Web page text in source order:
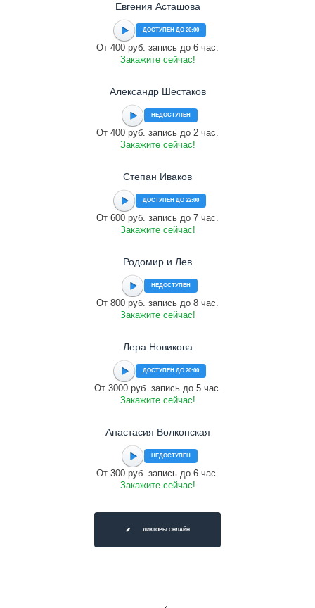
Евгения Асташова
ДОСТУПЕН ДО 20:00
От 400 руб. запись до 6 час.
Закажите сейчас!
Александр Шестаков
НЕДОСТУПЕН
От 400 руб. запись до 2 час.
Закажите сейчас!
Степан Иваков
ДОСТУПЕН ДО 22:00
От 600 руб. запись до 7 час.
Закажите сейчас!
Родомир и Лев
НЕДОСТУПЕН
От 800 руб. запись до 8 час.
Закажите сейчас!
Лера Новикова
ДОСТУПЕН ДО 20:00
От 3000 руб. запись до 5 час.
Закажите сейчас!
Анастасия Волконская
НЕДОСТУПЕН
От 300 руб. запись до 6 час.
Закажите сейчас!
ДИКТОРЫ ОНЛАЙН